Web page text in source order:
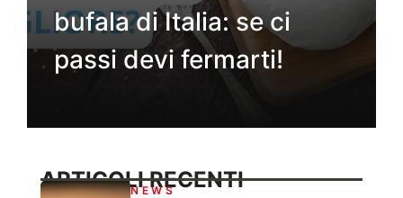
bufala di Italia: se ci
passi devi fermarti!
ARTICOLI RECENTI
NEWS